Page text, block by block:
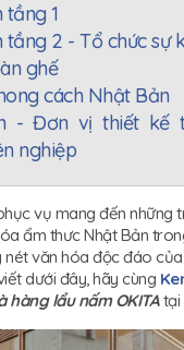
1
tầng 2 - Tổ chức sự
ghế
cách Nhật Bản
- Đơn vị thiết kế
nghiệp
vụ mang đến những
ẩm thưc Nhật Bản
nét văn hóa độc đáo
dưới đây, hãy cùng
hàng lẩu nấm OKITAtại